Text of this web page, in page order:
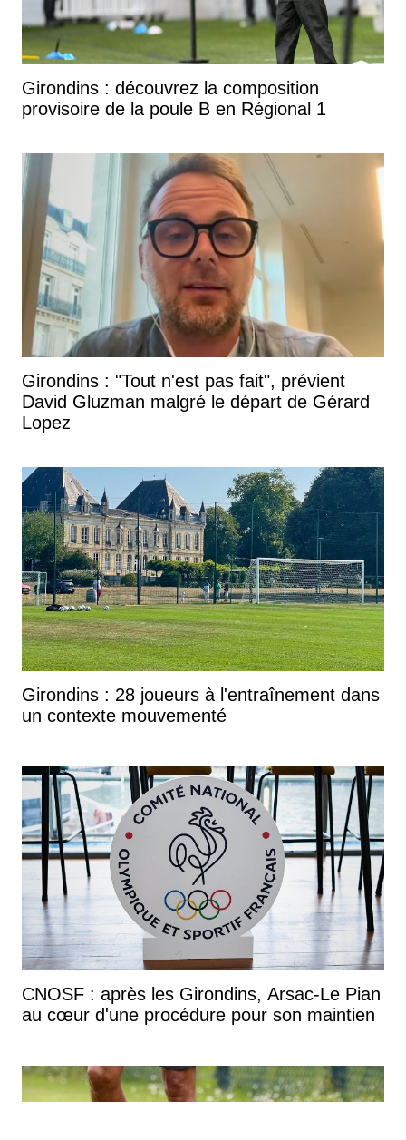
Girondins : découvrez la composition
provisoire de la poule B en Régional 1
Girondins : "Tout n'est pas fait", prévient
David Gluzman malgré le départ de Gérard
Lopez
Girondins : 28 joueurs à l'entraînement dans
un contexte mouvementé
CNOSF : après les Girondins, Arsac-Le Pian
au cœur d'une procédure pour son maintien